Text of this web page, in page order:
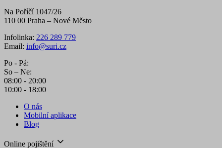
Na Poříčí 1047/26
110 00 Praha – Nové Město
Infolinka: 226 289 779
Email: info@suri.cz
Po - Pá:
So – Ne:
08:00 - 20:00
10:00 - 18:00
O nás
Mobilní aplikace
Blog
Online pojištění